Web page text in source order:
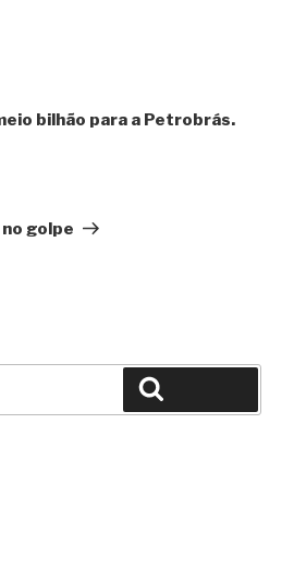
bilhão para a Petrobrás.
golpe